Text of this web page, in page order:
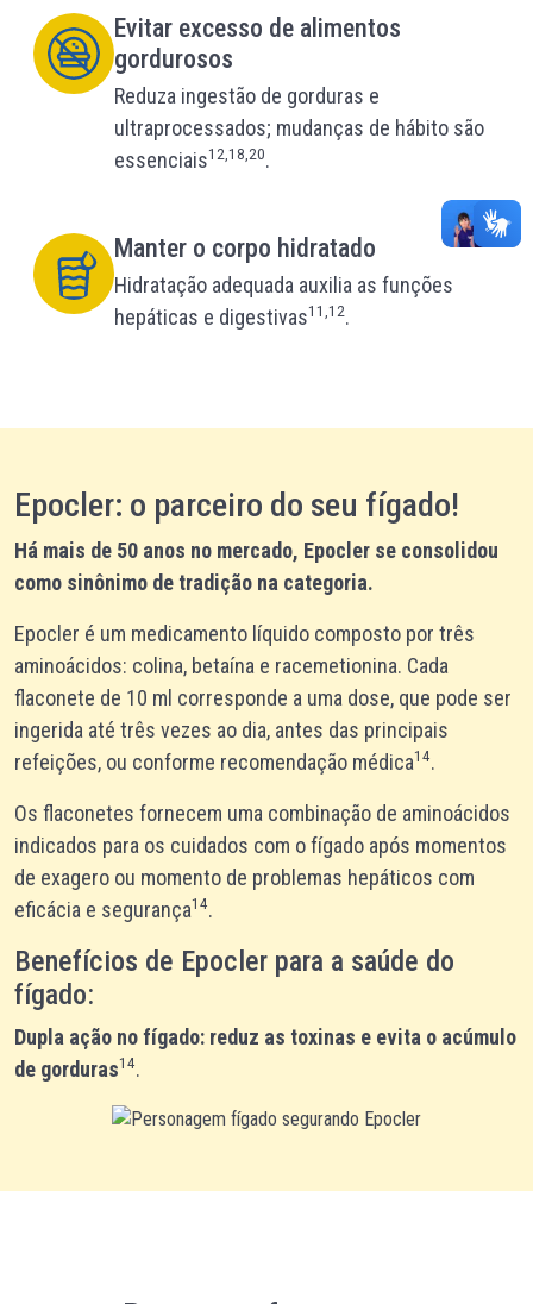
Evitar excesso de alimentos
gordurosos
Reduza ingestão de gorduras e
ultraprocessados; mudanças de hábito são
essenciais12,18,20.
Manter o corpo hidratado
Hidratação adequada auxilia as funções
hepáticas e digestivas11,12.
Epocler: o parceiro do seu fígado!
Há mais de 50 anos no mercado, Epocler se consolidou
como sinônimo de tradição na categoria.
Epocler é um medicamento líquido composto por três
aminoácidos: colina, betaína e racemetionina. Cada
flaconete de 10 ml corresponde a uma dose, que pode ser
ingerida até três vezes ao dia, antes das principais
refeições, ou conforme recomendação médica14.
Os flaconetes fornecem uma combinação de aminoácidos
indicados para os cuidados com o fígado após momentos
de exagero ou momento de problemas hepáticos com
eficácia e segurança14.
Benefícios de Epocler para a saúde do
fígado:
Dupla ação no fígado: reduz as toxinas e evita o acúmulo
de gorduras14.